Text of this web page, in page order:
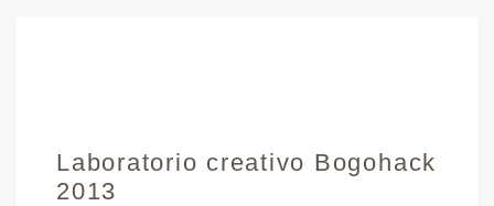
Laboratorio creativo Bogohack
2013